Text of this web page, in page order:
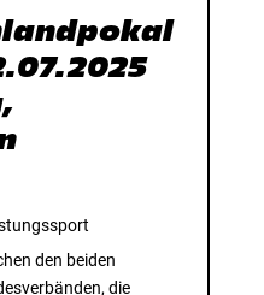
den beiden
die